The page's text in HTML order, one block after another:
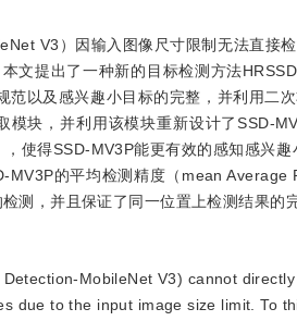
V3）因输入图像尺寸限制无法直接
文提出了一种新的目标检测方法
以及感兴趣小目标的完整，并利用二
块，并利用该模块重新设计了SSD-
得SSD-MV3P能更有效的感知感兴趣
的平均检测精度（mean Average
测，并且保证了同一位置上检测结果的
MobileNet V3) cannot
due to the input image size limit. To